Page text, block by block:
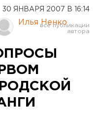
Курган
30 ЯНВАРЯ 2007 В 16:14
Илья Ненко